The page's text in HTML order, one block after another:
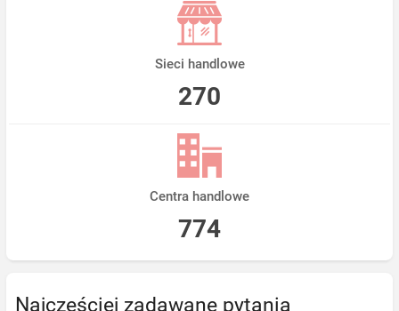
Sieci handlowe
270
Centra handlowe
774
Najczęściej zadawane pytania